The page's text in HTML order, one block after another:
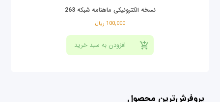
نسخه الکترونیکی ماهنامه شبکه 263
100,000 ریال
پروفرش‌ترین محصول